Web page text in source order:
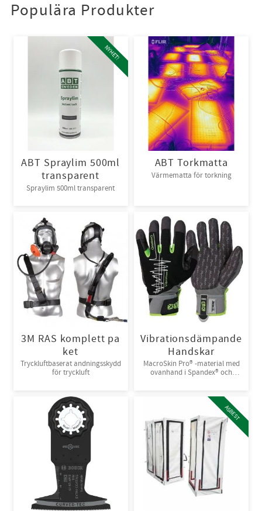
Populära Produkter
ABT Spraylim 500ml
transparent
Spraylim 500ml transparent
NYHET!
ABT Torkmatta
Värmematta för torkning
3M RAS komplett pa
ket
Tryckluftbaserat andningsskydd
för tryckluft
Vibrationsdämpande
Handskar
MacroSkin Pro® -material med
ovanhand i Spandex® och
ASBEST